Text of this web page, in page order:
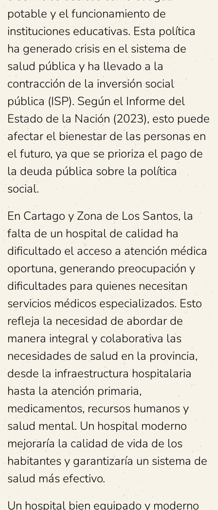
potable y el funcionamiento de
instituciones educativas. Esta política
ha generado crisis en el sistema de
salud pública y ha llevado a la
contracción de la inversión social
pública (ISP). Según el Informe del
Estado de la Nación (2023), esto puede
afectar el bienestar de las personas en
el futuro, ya que se prioriza el pago de
la deuda pública sobre la política
social.
En Cartago y Zona de Los Santos, la
falta de un hospital de calidad ha
dificultado el acceso a atención médica
oportuna, generando preocupación y
dificultades para quienes necesitan
servicios médicos especializados. Esto
refleja la necesidad de abordar de
manera integral y colaborativa las
necesidades de salud en la provincia,
desde la infraestructura hospitalaria
hasta la atención primaria,
medicamentos, recursos humanos y
salud mental. Un hospital moderno
mejoraría la calidad de vida de los
habitantes y garantizaría un sistema de
salud más efectivo.
Un hospital bien equipado y moderno